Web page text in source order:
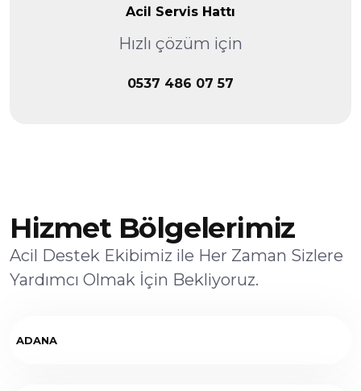
Acil Servis Hattı
Hızlı çözüm için
0537 486 07 57
Hizmet Bölgelerimiz
Acil Destek Ekibimiz ile Her Zaman Sizlere
Yardımcı Olmak İçin Bekliyoruz.
ADANA